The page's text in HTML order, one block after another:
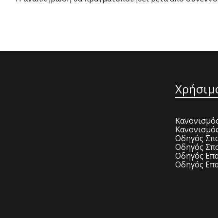
Οδηγός
Οδηγός
Οδηγός
Οδηγός